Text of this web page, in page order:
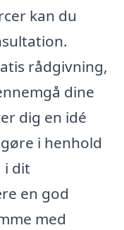
kan du
rådgivning,
dine
dig en idé
i henhold
i dit
en god
med